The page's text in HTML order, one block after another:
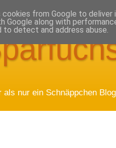
als nur ein Schnäppchen
cookies from Google to
Google along with
to detect and address abuse.